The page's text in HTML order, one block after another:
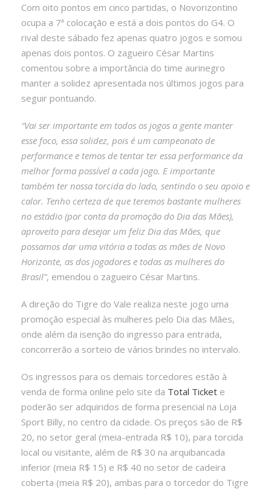
Com oito pontos em cinco partidas, o Novorizontino
ocupa a 7ª colocação e está a dois pontos do G4. O
rival deste sábado fez apenas quatro jogos e somou
apenas dois pontos. O zagueiro César Martins
comentou sobre a importância do time aurinegro
manter a solidez apresentada nos últimos jogos para
seguir pontuando.
“Vai ser importante em todos os jogos a gente manter
esse foco, essa solidez, pois é um campeonato de
performance e temos de tentar ter essa performance da
melhor forma possível a cada jogo. E importante
também ter nossa torcida do lado, sentindo o seu apoio e
calor. Tenho certeza de que teremos bastante mulheres
no estádio (por conta da promoção do Dia das Mães),
aproveito para desejar um feliz Dia das Mães, que
possamos dar uma vitória a todas as mães de Novo
Horizonte, as dos jogadores e todas as mulheres do
Brasil”, emendou o zagueiro César Martins.
A direção do Tigre do Vale realiza neste jogo uma
promoção especial às mulheres pelo Dia das Mães,
onde além da isenção do ingresso para entrada,
concorrerão a sorteio de vários brindes no intervalo.
Os ingressos para os demais torcedores estão à
venda de forma online pelo site da Total Ticket e
poderão ser adquiridos de forma presencial na Loja
Sport Billy, no centro da cidade. Os preços são de R$
20, no setor geral (meia-entrada R$ 10), para torcida
local ou visitante, além de R$ 30 na arquibancada
inferior (meia R$ 15) e R$ 40 no setor de cadeira
coberta (meia R$ 20), ambas para o torcedor do Tigre